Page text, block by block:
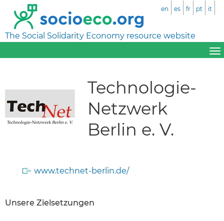
The Social Solidarity Economy resource website
en es fr pt it
Technologie-
Netzwerk
Berlin e. V.
www.technet-berlin.de/
Unsere Zielsetzungen